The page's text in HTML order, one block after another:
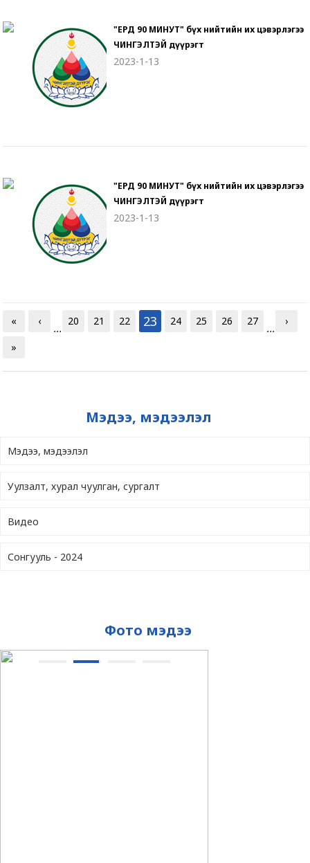
"ЕРДӨӨ 90 МИНУТ" бүх нийтийн их цэвэрлэгээ
ЧИНГЭЛТЭЙ дүүрэгт
2023-1-13
"ЕРДӨӨ 90 МИНУТ" бүх нийтийн их цэвэрлэгээ
ЧИНГЭЛТЭЙ дүүрэгт
2023-1-13
« ‹
...
20 21 22 23 24 25 26 27
...
›
»
Мэдээ, мэдээлэл
Мэдээ, мэдээлэл
Уулзалт, хурал чуулган, сургалт
Видео
Сонгууль - 2024
Фото мэдээ